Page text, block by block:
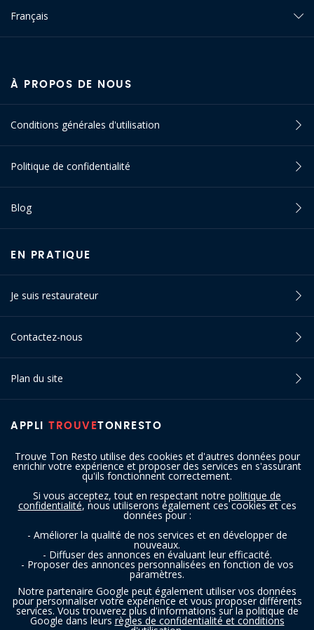
Trouve Ton Resto utilise des cookies et d'autres données pour
enrichir votre expérience et proposer des services en s'assurant
qu'ils fonctionnent correctement.
Si vous acceptez, tout en respectant notre politique de
confidentialité, nous utiliserons également ces cookies et ces
données pour :
- Améliorer la qualité de nos services et en développer de
nouveaux.
- Diffuser des annonces en évaluant leur efficacité.
- Proposer des annonces personnalisées en fonction de vos
paramètres.
Notre partenaire Google peut également utiliser vos données
pour personnaliser votre expérience et vous proposer différents
services. Vous trouverez plus d'informations sur la politique de
Google dans leurs règles de confidentialité et conditions
Français
APPLI TROUVETONRESTO
À PROPOS DE NOUS
Conditions générales d'utilisation
Politique de confidentialité
Blog
EN PRATIQUE
Je suis restaurateur
Contactez-nous
Plan du site
SUIVEZ-NOUS
Copyright © 2016 - 2026 trouvetonresto.be ‐ Tous droits réservés | JDC